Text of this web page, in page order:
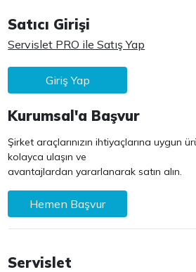
Satıcı Girişi
Servislet PRO ile Satış Yap
Giriş Yap
Kurumsal'a Başvur
Şirket araçlarınızın ihtiyaçlarına uygun
kolayca ulaşın ve
avantajlardan yararlanarak satın alın.
Hemen Başvur
Servislet